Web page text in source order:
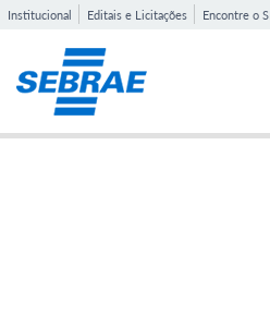
Institucional Editais e Licitações Encontre o